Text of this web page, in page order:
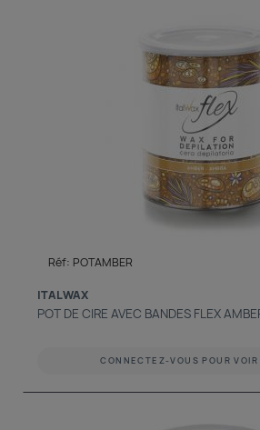
Réf: POTAMBER
ITALWAX
POT DE CIRE AVEC BANDES FLEX
CONNECTEZ-VOUS POUR VOIR